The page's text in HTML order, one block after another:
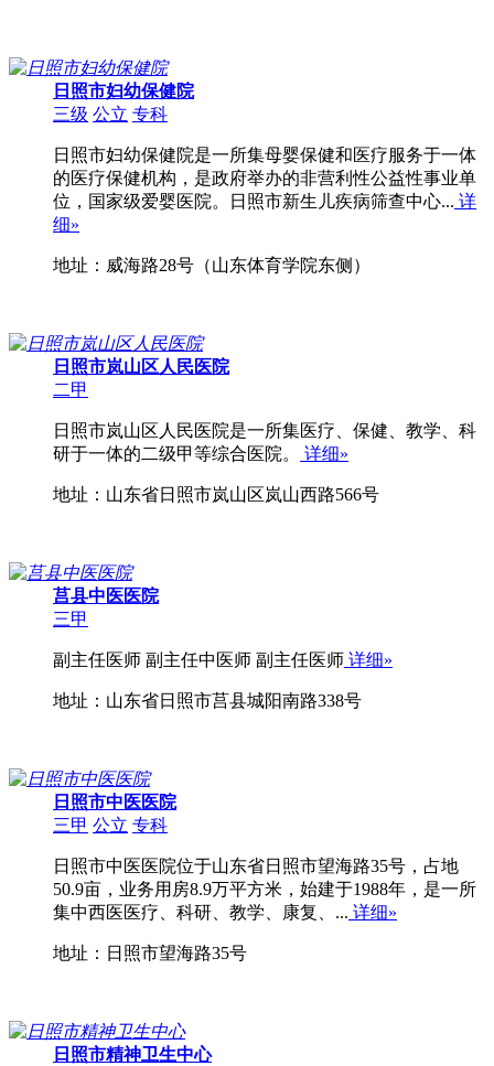
日照市妇幼保健院
三级 公立 专科
日照市妇幼保健院是一所集母婴保健和医疗服务于一体
的医疗保健机构，是政府举办的非营利性公益性事业单
位，国家级爱婴医院。日照市新生儿疾病筛查中心... 详
细»
地址：威海路28号（山东体育学院东侧）
日照市岚山区人民医院
二甲
日照市岚山区人民医院是一所集医疗、保健、教学、科
研于一体的二级甲等综合医院。
详细»
地址：山东省日照市岚山区岚山西路566号
莒县中医医院
三甲
副主任医师 副主任中医师 副主任医师 详细»
地址：山东省日照市莒县城阳南路338号
日照市中医医院
三甲 公立 专科
日照市中医医院位于山东省日照市望海路35号，占地
50.9亩，业务用房8.9万平方米，始建于1988年，是一所
集中西医医疗、科研、教学、康复、... 详细»
地址：日照市望海路35号
日照市精神卫生中心